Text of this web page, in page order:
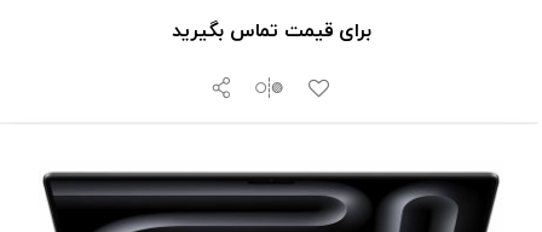
برای قیمت تماس بگیرید